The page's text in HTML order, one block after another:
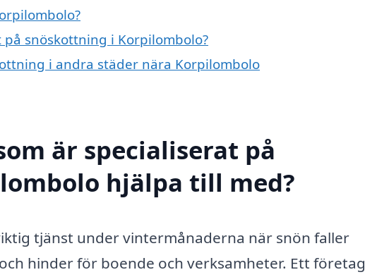
snöskottning i Korpilombolo?
i andra städer nära Korpilombolo
är specialiserat på
hjälpa till med?
tjänst under vintermånaderna när snön faller
hinder för boende och verksamheter. Ett företag